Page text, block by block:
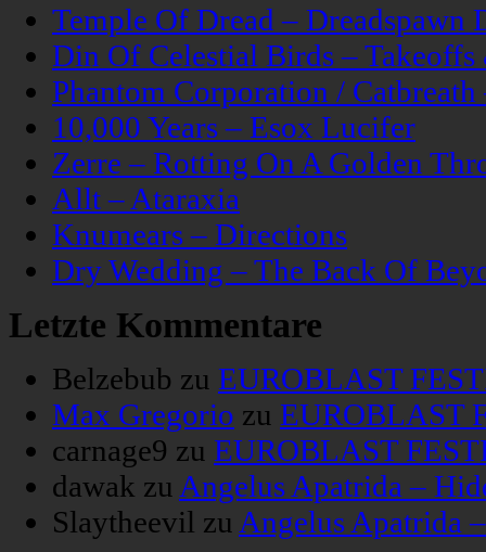
Temple Of Dread – Dreadspawn
Din Of Celestial Birds –
Phantom Corporation /
10,000 Years – Esox Lucifer
Zerre – Rotting On A Golden
Allt – Ataraxia
Knumears – Directions
Dry Wedding – The Back Of
Letzte Kommentare
Belzebub zu EUROBLAST
Max Gregorio zu EUROBLAST
carnage9 zu EUROBLAST
dawak zu Angelus Apatrida –
Slaytheevil zu Angelus Apatrida